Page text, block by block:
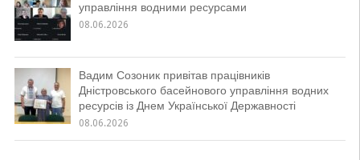
управління водними ресурсами
08.06.2026
Вадим Созоник привітав працівників
Дністровського басейнового управління водних
ресурсів із Днем Української Державності
08.06.2026